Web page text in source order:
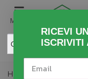
MENU
Home > Fai da Te
RICEVI
ISCRIVITI